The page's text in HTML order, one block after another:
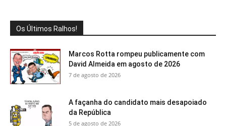
Os Últimos Ralhos!
Marcos Rotta rompeu publicamente com
David Almeida em agosto de 2026
7 de agosto de 2026
A façanha do candidato mais desapoiado
da República
5 de agosto de 2026